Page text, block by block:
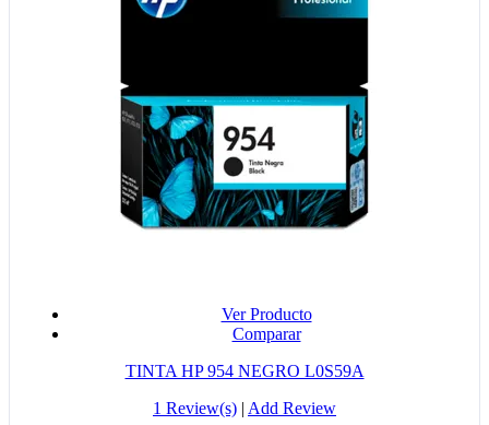
Ver Producto
Comparar
TINTA HP 954 NEGRO L0S59A
1 Review(s) | Add Review